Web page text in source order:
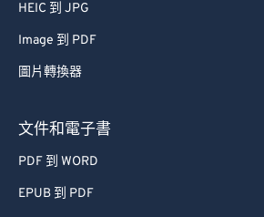
HEIC 到 JPG
Image 到 PDF
圖片轉換器
文件和電子書
PDF 到 WORD
EPUB 到 PDF